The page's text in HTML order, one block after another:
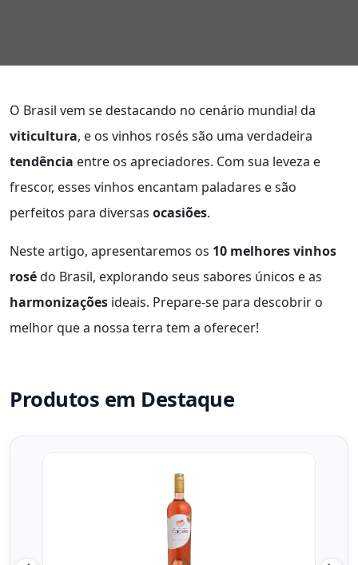
O Brasil vem se destacando no cenário mundial da
viticultura, e os vinhos rosés são uma verdadeira
tendência entre os apreciadores. Com sua leveza e
frescor, esses vinhos encantam paladares e são
perfeitos para diversas ocasiões.
Neste artigo, apresentaremos os 10 melhores vinhos
rosédo Brasil, explorando seus sabores únicos e as
harmonizações ideais. Prepare-se para descobrir o
melhor que a nossa terra tem a oferecer!
Produtos em Destaque